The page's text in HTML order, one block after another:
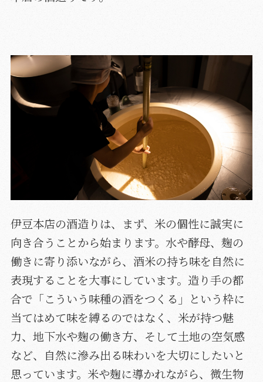
伊豆本店の酒造りは、まず、米の個性に誠実に
向き合うことから始まります。水や酵母、麹の
働きに寄り添いながら、酒米の持ち味を自然に
表現することを大事にしています。造り手の都
合で「こういう味種の酒をつくる」という枠に
当てはめて味を縛るのではなく、米が持つ魅
力、地下水や麹の働き方、そして土地の空気感
など、自然に滲み出る味わいを大切にしたいと
思っています。米や麹に導かれながら、微生物